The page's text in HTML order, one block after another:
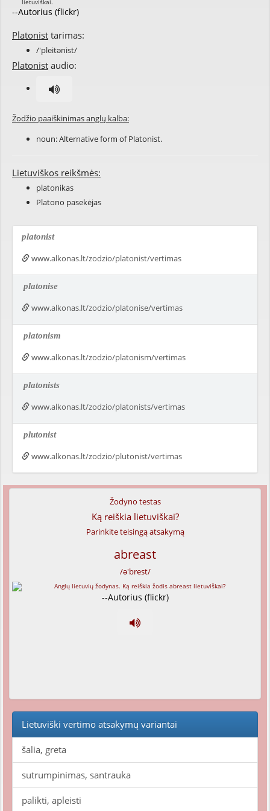
--Autorius (flickr)
Platonist tarimas:
/'pleitənist/
Platonist audio:
Žodžio paaiškinimas anglų kalba:
noun: Alternative form ofPlatonist.
Lietuviškos reikšmės:
platonikas
Platono pasekėjas
platonist
www.alkonas.lt/zodzio/platonist/vertimas
platonise
www.alkonas.lt/zodzio/platonise/vertimas
platonism
www.alkonas.lt/zodzio/platonism/vertimas
platonists
www.alkonas.lt/zodzio/platonists/vertimas
plutonist
www.alkonas.lt/zodzio/plutonist/vertimas
Žodyno testas
Ką reiškia lietuviškai?
Parinkite teisingą atsakymą
abreast
/ə'brest/
--Autorius (flickr)
Lietuviški vertimo atsakymų variantai
šalia, greta
sutrumpinimas, santrauka
palikti, apleisti